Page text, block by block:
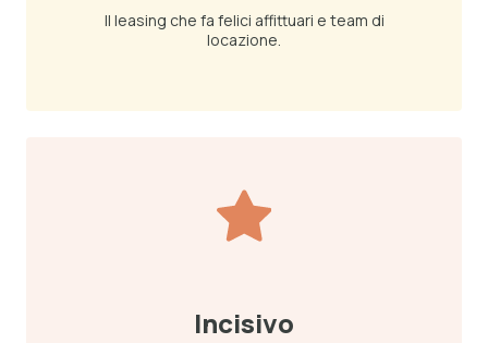
Il leasing che fa felici affittuari e team di
locazione.
Incisivo